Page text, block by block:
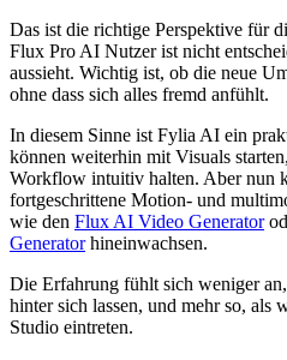
Das ist die richtige Perspektive für
Flux Pro AI Nutzer ist nicht
aussieht. Wichtig ist, ob die neue
ohne dass sich alles fremd anfühlt.
In diesem Sinne ist Fylia AI ein
können weiterhin mit Visuals
Workflow intuitiv halten. Aber nun
fortgeschrittene Motion- und
wie den Flux AI Video Generator
Generatorhineinwachsen.
Die Erfahrung fühlt sich weniger
hinter sich lassen, und mehr so, als
Studio eintreten.